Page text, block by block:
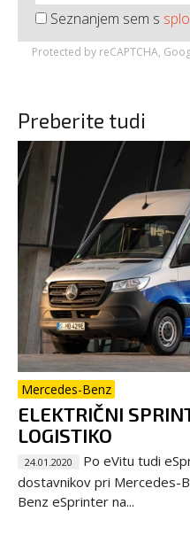
Seznanjem sem s
Protected by reCAPTCHA,
Preberite tudi
Mercedes-Benz
ELEKTRIČNI
LOGISTIKO
24.01.2020
Po eVitu tudi
dostavnikov pri Mercedes-
Benz eSprinter na...